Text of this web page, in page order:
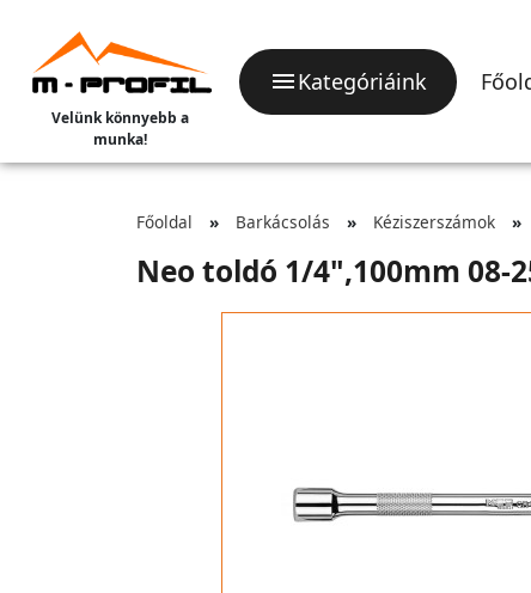
Velünk könnyebb a
munka!
Kategóriáink
Főoldal Barkácsolás Kéziszerszámok
Neo toldó 1/4",100mm 08-